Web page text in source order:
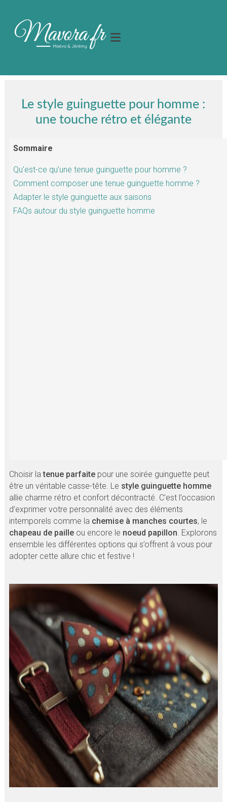
Le style guinguette pour homme :
une touche rétro et élégante
Sommaire
Qu’est-ce qu’une tenue guinguette pour homme ?
Comment composer une tenue guinguette homme ?
Adapter le style guinguette aux saisons
FAQs autour du style guinguette homme
Choisir latenue parfaitepour une soirée guinguette peut
être un véritable casse-tête. Le style guinguette homme
allie charme rétro et confort décontracté. C’est l’occasion
d’exprimer votre personnalité avec des éléments
intemporels comme la chemise à manches courtes, le
chapeau de pailleou encore le noeud papillon. Explorons
ensemble les différentes options qui s’offrent à vous pour
adopter cette allure chic et festive !